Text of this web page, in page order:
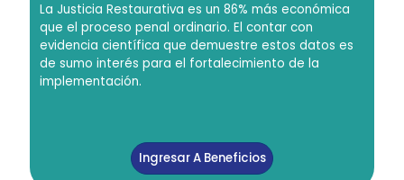
La Justicia Restaurativa es un 86% más económica
que el proceso penal ordinario. El contar con
evidencia científica que demuestre estos datos es
de sumo interés para el fortalecimiento de la
implementación.
Ingresar A Beneficios